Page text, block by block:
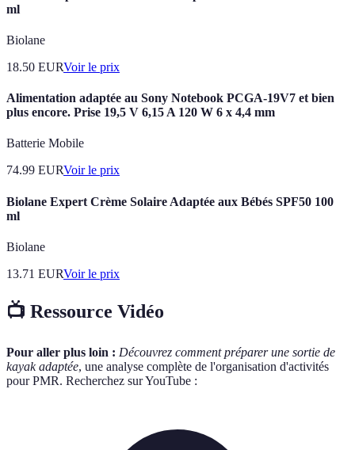
ml
Biolane
18.50 EURVoir le prix
Alimentation adaptée au Sony Notebook PCGA-19V7 et bien
plus encore. Prise 19,5 V 6,15 A 120 W 6 x 4,4 mm
Batterie Mobile
74.99 EURVoir le prix
Biolane Expert Crème Solaire Adaptée aux Bébés SPF50 100
ml
Biolane
13.71 EURVoir le prix
📺 Ressource Vidéo
Pour aller plus loin : Découvrez comment préparer une sortie de
kayak adaptée, une analyse complète de l'organisation d'activités
pour PMR. Recherchez sur YouTube :